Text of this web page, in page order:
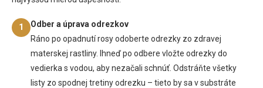
1
Odber a úprava odrezkov
Ráno po opadnutí rosy odoberte odrezky zo zdravej
materskej rastliny. Ihneď po odbere vložte odrezky do
vedierka s vodou, aby nezačali schnúť. Odstráňte všetky
listy zo spodnej tretiny odrezku – tieto by sa v substráte